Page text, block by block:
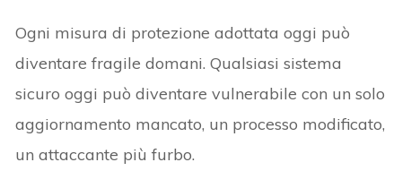
Ogni misura di protezione adottata oggi può
diventare fragile domani. Qualsiasi sistema
sicuro oggi può diventare vulnerabile con un solo
aggiornamento mancato, un processo modificato,
un attaccante più furbo.